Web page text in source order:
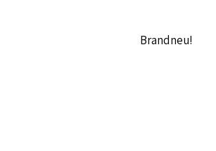
Brandneu!